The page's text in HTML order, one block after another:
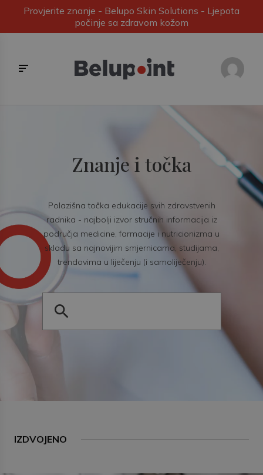
Provjerite znanje - Belupo Skin Solutions - Ljepota
počinje sa zdravom kožom
Znanje i točka
Polazišna točka edukacije svih zdravstvenih
radnika - najbolji izvor stručnih informacija iz
područja medicine, farmacije i nutricionizma u
skladu sa najnovijim smjernicama, studijama,
trendovima u liječenju (i samoliječenju).
IZDVOJENO